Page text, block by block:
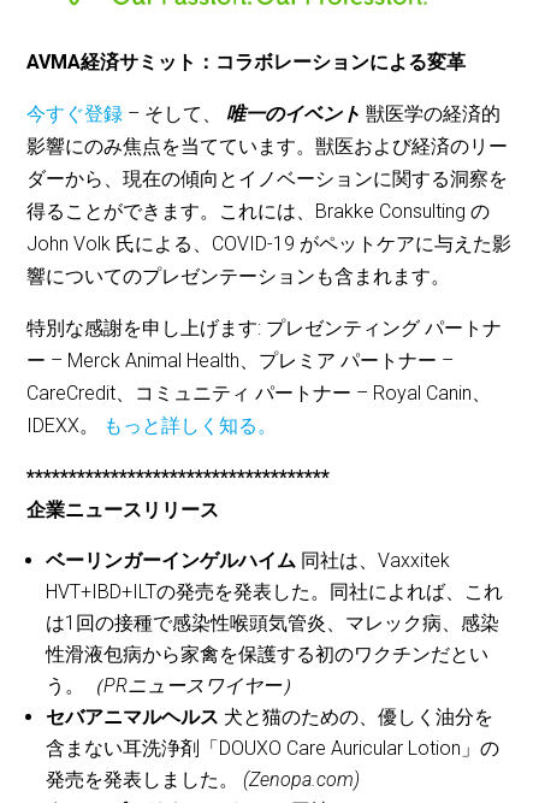
AVMA経済サミット：コラボレーションによる変革
今すぐ登録 – そして、 唯一のイベント 獣医学の経済的
影響にのみ焦点を当てています。獣医および経済のリー
ダーから、現在の傾向とイノベーションに関する洞察を
得ることができます。これには、Brakke Consulting の
John Volk 氏による、COVID-19 がペットケアに与えた影
響についてのプレゼンテーションも含まれます。
特別な感謝を申し上げます: プレゼンティング パートナ
ー – Merck Animal Health、プレミア パートナー –
CareCredit、コミュニティ パートナー – Royal Canin、
IDEXX。
もっと詳しく知る。
************************************
企業ニュースリリース
ベーリンガーインゲルハイム 同社は、Vaxxitek
HVT+IBD+ILTの発売を発表した。同社によれば、これ
は1回の接種で感染性喉頭気管炎、マレック病、感染
性滑液包病から家禽を保護する初のワクチンだとい
う。
（PRニュースワイヤー）
セバアニマルヘルス 犬と猫のための、優しく油分を
含まない耳洗浄剤「DOUXO Care Auricular Lotion」の
発売を発表しました。
(Zenopa.com)